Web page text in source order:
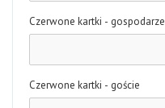
Czerwone kartki - gospodarze
Czerwone kartki - goście